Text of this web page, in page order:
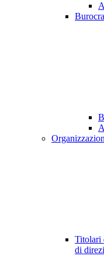
Titolari
di